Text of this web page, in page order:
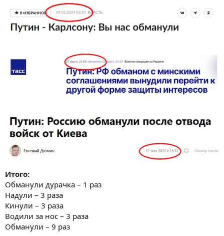
Итого:
Обманули дурачка – 1 раз
Надули – 3 раза
Кинули – 3 раза
Водили за нос – 3 раза
Обманули – 9 раз